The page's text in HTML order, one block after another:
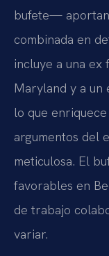
bufete—
combinada en
incluye a una ex
Maryland y a
lo que
argumentos del
meticulosa. El
favorables en
de trabajo
variar.